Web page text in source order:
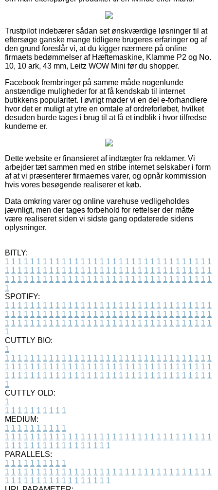
Trustpilot indebærer sådan set ønskværdige løsninger til at
eftersøge ganske mange tidligere brugeres erfaringer og af
den grund foreslår vi, at du kigger nærmere på online
firmaets bedømmelser af Hæftemaskine, Klamme P2 og No.
10, 10 ark, 43 mm, Leitz WOW Mini før du shopper.
Facebook frembringer på samme måde nogenlunde
anstændige muligheder for at få kendskab til internet
butikkens popularitet. I øvrigt møder vi en del e-forhandlere
hvor det er muligt at ytre en omtale af ordreforløbet, hvilket
desuden burde tages i brug til at få et indblik i hvor tilfredse
kunderne er.
Dette website er finansieret af indtægter fra reklamer. Vi
arbejder tæt sammen med en stribe internet selskaber i form
af at vi præsenterer firmaernes varer, og opnår kommission
hvis vores besøgende realiserer et køb.
Data omkring varer og online varehuse vedligeholdes
jævnligt, men der tages forbehold for rettelser der måtte
være realiseret siden vi sidste gang opdaterede sidens
oplysninger.
BITLY:
1 1 1 1 1 1 1 1 1 1 1 1 1 1 1 1 1 1 1 1 1 1 1 1 1 1 1 1 1 1 1 1 1
1 1 1 1 1 1 1 1 1 1 1 1 1 1 1 1 1 1 1 1 1 1 1 1 1 1 1 1 1 1 1 1 1
1 1 1 1 1 1 1 1 1 1 1 1 1 1 1 1 1 1 1 1 1 1 1 1 1 1 1 1 1 1 1 1 1
1
SPOTIFY:
1 1 1 1 1 1 1 1 1 1 1 1 1 1 1 1 1 1 1 1 1 1 1 1 1 1 1 1 1 1 1 1 1
1 1 1 1 1 1 1 1 1 1 1 1 1 1 1 1 1 1 1 1 1 1 1 1 1 1 1 1 1 1 1 1 1
1 1 1 1 1 1 1 1 1 1 1 1 1 1 1 1 1 1 1 1 1 1 1 1 1 1 1 1 1 1 1 1 1
1
CUTTLY BIO:
1
1 1 1 1 1 1 1 1 1 1 1 1 1 1 1 1 1 1 1 1 1 1 1 1 1 1 1 1 1 1 1 1 1
1 1 1 1 1 1 1 1 1 1 1 1 1 1 1 1 1 1 1 1 1 1 1 1 1 1 1 1 1 1 1 1 1
1 1 1 1 1 1 1 1 1 1 1 1 1 1 1 1 1 1 1 1 1 1 1 1 1 1 1 1 1 1 1 1 1
1
CUTTLY OLD:
1
1 1 1 1 1 1 1 1 1 1
MEDIUM:
1 1 1 1 1 1 1 1 1 1
1 1 1 1 1 1 1 1 1 1 1 1 1 1 1 1 1 1 1 1 1 1 1 1 1 1 1 1 1 1 1 1 1
1 1 1 1 1 1 1 1 1 1 1 1 1 1 1 1 1
PARALLELS:
1 1 1 1 1 1 1 1 1 1
1 1 1 1 1 1 1 1 1 1 1 1 1 1 1 1 1 1 1 1 1 1 1 1 1 1 1 1 1 1 1 1 1
1 1 1 1 1 1 1 1 1 1 1 1 1 1 1 1 1